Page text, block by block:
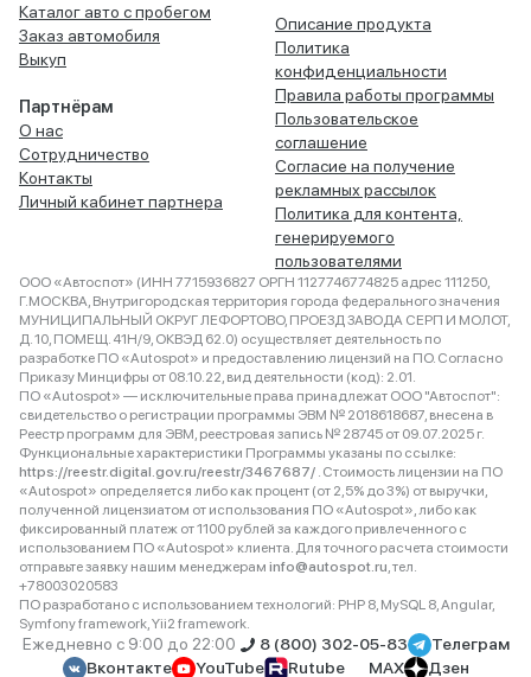
Каталог авто с пробегом
Заказ автомобиля
Выкуп
Партнёрам
О нас
Сотрудничество
Контакты
Личный кабинет партнера
Описание продукта
Политика
конфиденциальности
Правила работы программы
Пользовательское
соглашение
Согласие на получение
рекламных рассылок
Политика для контента,
генерируемого
пользователями
ООО «Автоспот» (ИНН 7715936827 ОРГН 1127746774825 адрес 111250,
Г.МОСКВА, Внутригородская территория города федерального значения
МУНИЦИПАЛЬНЫЙ ОКРУГ ЛЕФОРТОВО, ПРОЕЗД ЗАВОДА СЕРП И МОЛОТ,
Д. 10, ПОМЕЩ. 41Н/9, ОКВЭД 62.0) осуществляет деятельность по
разработке ПО «Autospot» и предоставлению лицензий на ПО. Согласно
Приказу Минцифры от 08.10.22, вид деятельности (код): 2.01.
ПО «Autospot» — исключительные права принадлежат ООО "Автоспот":
свидетельство о регистрации программы ЭВМ № 2018618687, внесена в
Реестр программ для ЭВМ, реестровая запись № 28745 от 09.07.2025 г.
Функциональные характеристики Программы указаны по ссылке:
https://reestr.digital.gov.ru/reestr/3467687/ . Стоимость лицензии на ПО
«Autospot» определяется либо как процент (от 2,5% до 3%) от выручки,
полученной лицензиатом от использования ПО «Autospot», либо как
фиксированный платеж от 1100 рублей за каждого привлеченного с
использованием ПО «Autospot» клиента. Для точного расчета стоимости
отправьте заявку нашим менеджерам info@autospot.ru, тел.
+78003020583
ПО разработано с использованием технологий: PHP 8, MySQL 8, Angular,
Symfony framework, Yii2 framework.
Ежедневно с 9:00 до 22:00 8 (800) 302-05-83
Телеграм
Вконтакте
YouTube Rutube MAX Дзен